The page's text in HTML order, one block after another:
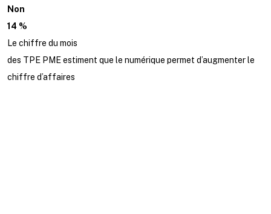
Non
14 %
Le chiffre du mois
des TPE PME estiment que le numérique permet d’augmenter le
chiffre d’affaires